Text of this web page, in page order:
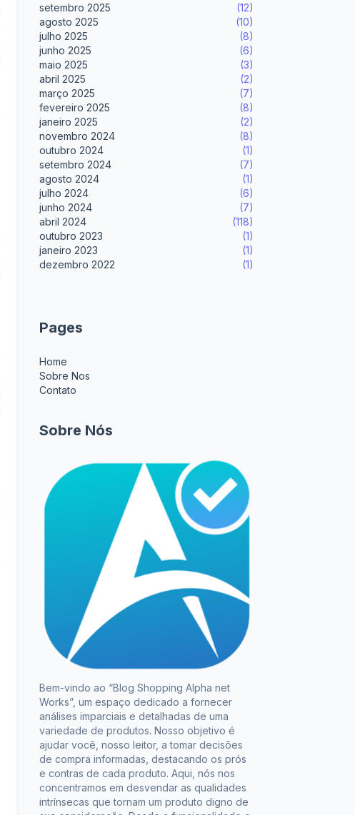
setembro 2025
(12)
agosto 2025
(10)
julho 2025
(8)
junho 2025
(6)
maio 2025
(3)
abril 2025
(2)
março 2025
(7)
fevereiro 2025
(8)
janeiro 2025
(2)
novembro 2024
(8)
outubro 2024
(1)
setembro 2024
(7)
agosto 2024
(1)
julho 2024
(6)
junho 2024
(7)
abril 2024
(118)
outubro 2023
(1)
janeiro 2023
(1)
dezembro 2022
(1)
Pages
Home
Sobre Nos
Contato
Sobre Nós
Bem-vindo ao “Blog Shopping Alpha net
Works”, um espaço dedicado a fornecer
análises imparciais e detalhadas de uma
variedade de produtos. Nosso objetivo é
ajudar você, nosso leitor, a tomar decisões
de compra informadas, destacando os prós
e contras de cada produto. Aqui, nós nos
concentramos em desvendar as qualidades
intrínsecas que tornam um produto digno de